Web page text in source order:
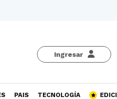
Ingresar
PAIS TECNOLOGÍA